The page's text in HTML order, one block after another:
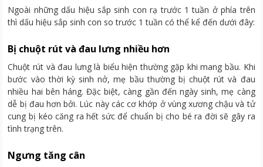
Ngoài những dấu hiệu sắp sinh con rạ trước 1 tuần ở phía trên
thì dấu hiệu sắp sinh con so trước 1 tuần có thể kể đến dưới đây:
Bị chuột rút và đau lưng nhiều hơn
Chuột rút và đau lưng là biểu hiện thường gặp khi mang bầu. Khi
bước vào thời kỳ sinh nở, mẹ bầu thường bị chuột rút và đau
nhiều hai bên háng. Đặc biệt, càng gần đến ngày sinh, mẹ càng
dễ bị đau hơn bởi. Lúc này các cơ khớp ở vùng xương chậu và tử
cung bị kéo căng ra hết sức để chuẩn bị cho bé ra đời sẽ gây ra
tình trạng trên.
Ngưng tăng cân